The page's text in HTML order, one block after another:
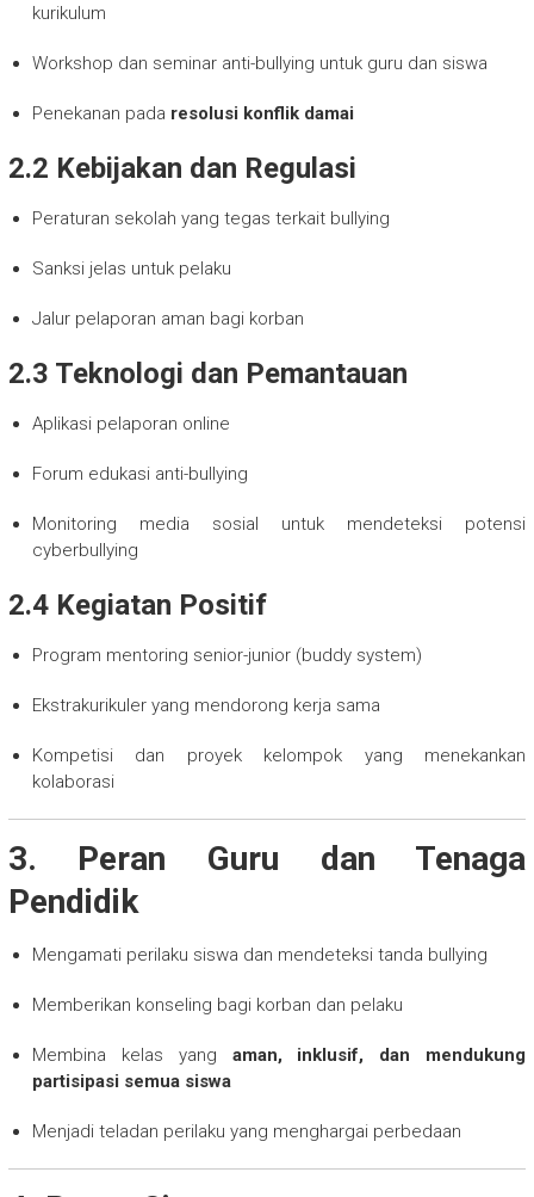
kurikulum
Workshop dan seminar anti-bullying untuk guru dan siswa
Penekanan pada resolusi konflik damai
2.2 Kebijakan dan Regulasi
Peraturan sekolah yang tegas terkait bullying
Sanksi jelas untuk pelaku
Jalur pelaporan aman bagi korban
2.3 Teknologi dan Pemantauan
Aplikasi pelaporan online
Forum edukasi anti-bullying
Monitoring media sosial untuk mendeteksi potensi
cyberbullying
2.4 Kegiatan Positif
Program mentoring senior-junior (buddy system)
Ekstrakurikuler yang mendorong kerja sama
Kompetisi dan proyek kelompok yang menekankan
kolaborasi
3. Peran Guru dan Tenaga
Pendidik
Mengamati perilaku siswa dan mendeteksi tanda bullying
Memberikan konseling bagi korban dan pelaku
Membina kelas yang aman, inklusif, dan mendukung
partisipasi semua siswa
Menjadi teladan perilaku yang menghargai perbedaan